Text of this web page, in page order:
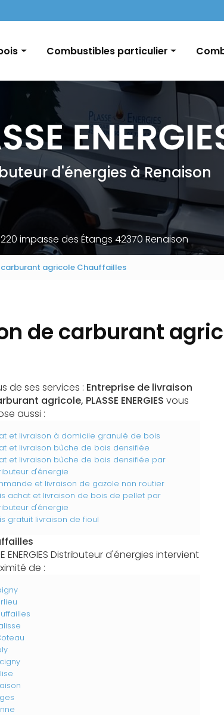
de bois
/ palette
informations
Combustibles particulier
Fioul domestique
Charbon
d'énergies à Renaison
220 impasse des Étangs 42370 Renaison
carburant agricole Chauffailles
de carburant
de ses services : Entreprise de livraison
agricole, PLASSE ENERGIES vous
aussi :
et livraison à domicile granulé de bois
et livraison bûche de bois densifiée
et livraison bûche de bois densifiée par
d'énergie
et livraison de gazole non routier
achat et livraison de bois de pellet par
d'énergie
gratuit livraison de fioul
ENERGIES Distributeur d'énergies intervient
de :